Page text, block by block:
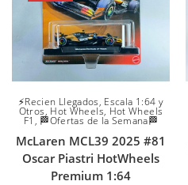
⚡Recien Llegados, Escala 1:64 y
Otros, Hot Wheels, Hot Wheels
F1 , 🏁Ofertas de la Semana🏁
McLaren MCL39 2025 #81
Oscar Piastri HotWheels
Premium 1:64